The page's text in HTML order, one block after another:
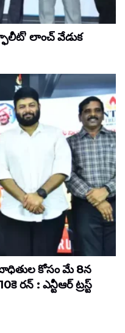
లాంచ్ వేడుక
కోసం మే 8న
రన్‌ : ఎన్టీఆర్‌ ట్రస్ట్‌